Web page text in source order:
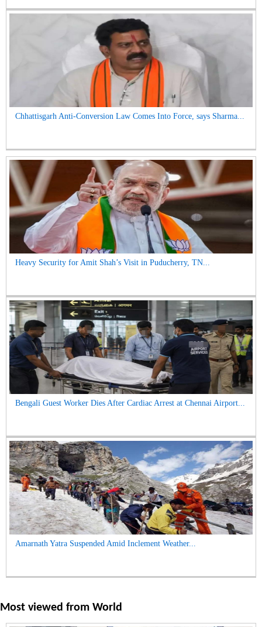
Chhattisgarh Anti-Conversion Law Comes Into Force, says Sharma...
Heavy Security for Amit Shah’s Visit in Puducherry, TN...
Bengali Guest Worker Dies After Cardiac Arrest at Chennai Airport...
Amarnath Yatra Suspended Amid Inclement Weather...
Most viewed from World